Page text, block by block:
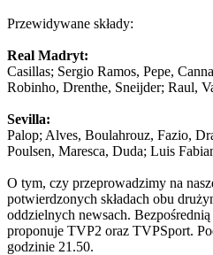
Przewidywane składy:
Real Madryt:
Casillas; Sergio Ramos, Pepe,
Robinho, Drenthe, Sneijder; Raul,
Sevilla:
Palop; Alves, Boulahrouz, Fazio,
Poulsen, Maresca, Duda; Luis
O tym, czy przeprowadzimy na
potwierdzonych składach obu
oddzielnych newsach.
proponuje TVP2 oraz TVPSport.
godzinie 21.50.